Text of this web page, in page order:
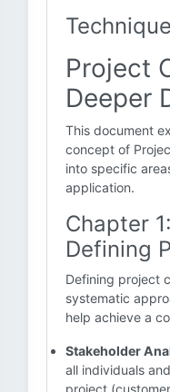
Project
Deeper
This document
concept of
into specific
application.
Chapter
Defining
Defining project
systematic
help achieve a
Stakeholder
all individuals
project